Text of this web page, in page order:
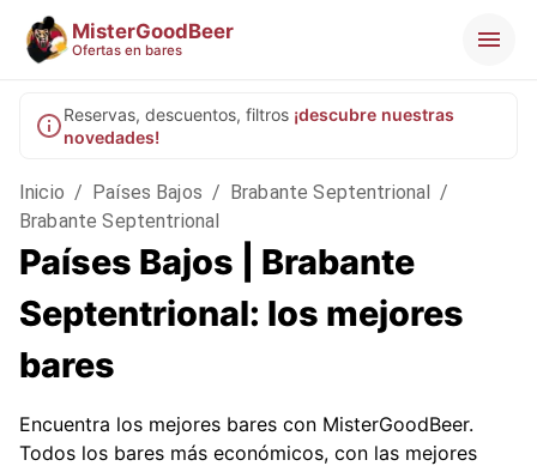
MisterGoodBeer
Ofertas en bares
Reservas, descuentos, filtros ¡descubre nuestras
novedades!
Inicio / Países Bajos / Brabante Septentrional /
Brabante Septentrional
Países Bajos | Brabante
Septentrional: los mejores
bares
Encuentra los mejores bares con MisterGoodBeer.
Todos los bares más económicos, con las mejores